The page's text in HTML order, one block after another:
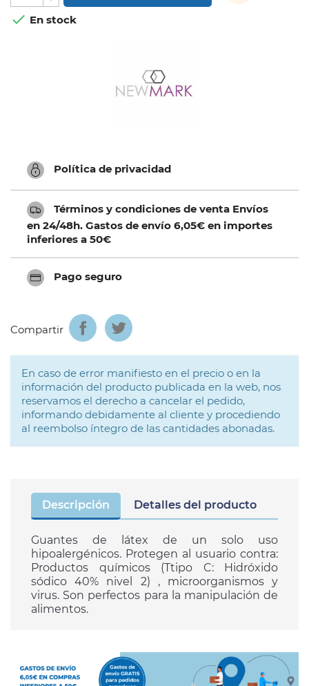
 En stock
Política de privacidad
Términos y condiciones de venta Envíos
en 24/48h. Gastos de envío 6,05€ en importes
inferiores a 50€
Pago seguro
Compartir
En caso de error manifiesto en el precio o en la
información del producto publicada en la web, nos
reservamos el derecho a cancelar el pedido,
informando debidamente al cliente y procediendo
al reembolso íntegro de las cantidades abonadas.
Descripción Detalles del producto
Guantes de látex de un solo uso
hipoalergénicos. Protegen al usuario contra:
Productos químicos (Ttipo C: Hidróxido
sódico 40% nivel 2) , microorganismos y
virus. Son perfectos para la manipulación de
alimentos.